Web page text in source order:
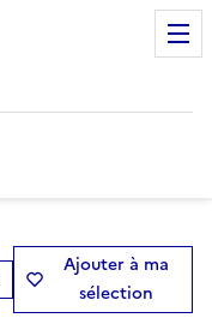
Ajouter à ma
sélection